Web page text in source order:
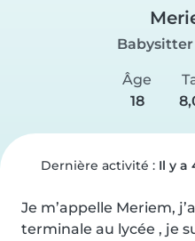
Âge
18
Dernière activité : Il y a
Je m’appelle Meriem,
terminale au lycée , je